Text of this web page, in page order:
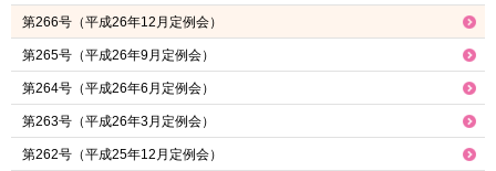
第266号（平成26年12月定例会）
第265号（平成26年9月定例会）
第264号（平成26年6月定例会）
第263号（平成26年3月定例会）
第262号（平成25年12月定例会）